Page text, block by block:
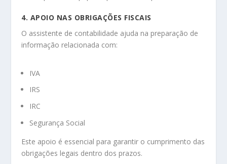
4. APOIO NAS OBRIGAÇÕES FISCAIS
O assistente de contabilidade ajuda na preparação de
informação relacionada com:
IVA
IRS
IRC
Segurança Social
Este apoio é essencial para garantir o cumprimento das
obrigações legais dentro dos prazos.